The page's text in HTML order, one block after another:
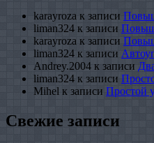
karayroza к записи
liman324 к записи
karayroza к записи
liman324 к записи
Andrey.2004 к записи
liman324 к записи
Mihel к записи Простой
Свежие записи